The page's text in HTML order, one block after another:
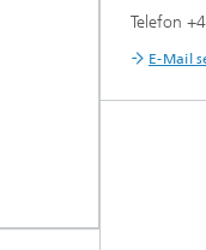
Telefon
E-Mail